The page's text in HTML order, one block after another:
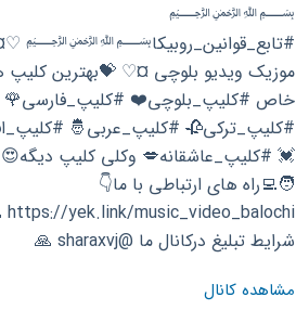
﷽
#تابع_قوانین_روبیکا﷽
موزیک ویدیو بلوچی ¤♡ 💝بهترین کلیپ
خاص #کلیپ_بلوچی❤️ #کلیپ_فارسی🌹
#کلیپ_ترکی🥀 #کلیپ_عربی🤴
💓 #کلیپ_عاشقانه💋 وکلی کلیپ
🧑‍💻راه های ارتباطی با ما👇
🙏
شرایط تبلیغ درکانال ما @sharaxvj 🙏
مشاهده کانالکانال